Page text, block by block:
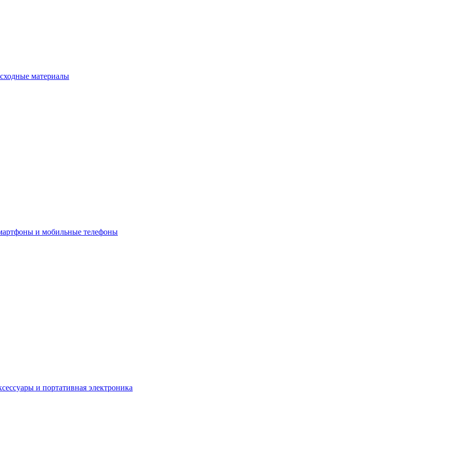
материалы
и мобильные телефоны
и портативная электроника